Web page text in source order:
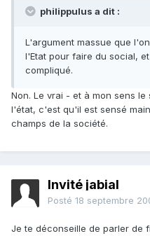
philippulus a dit :
L'argument massue que
l'Etat pour faire du social,
compliqué.
Non. Le vrai - et à mon sens
l'état, c'est qu'il est sensé
champs de la société.
Invité jabial
Posté 18 septembre
Je te déconseille de parler de